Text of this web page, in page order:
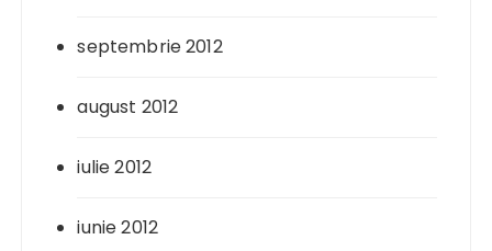
septembrie 2012
august 2012
iulie 2012
iunie 2012